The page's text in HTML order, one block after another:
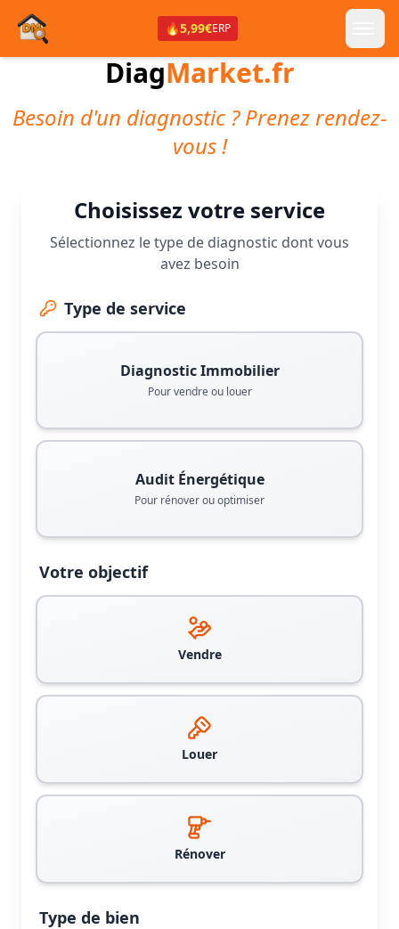
🔥5,99€ERP
DiagMarket.fr
Besoin d'un diagnostic ? Prenez rendez-
vous !
Choisissez votre service
Sélectionnez le type de diagnostic dont vous
avez besoin
Type de service
Diagnostic Immobilier
Pour vendre ou louer
Audit Énergétique
Pour rénover ou optimiser
Votre objectif
Vendre
Louer
Rénover
Type de bien